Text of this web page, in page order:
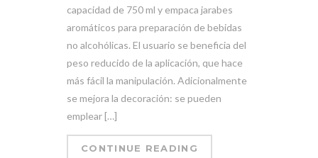
capacidad de 750 ml y empaca jarabes
aromáticos para preparación de bebidas
no alcohólicas. El usuario se beneficia del
peso reducido de la aplicación, que hace
más fácil la manipulación. Adicionalmente
se mejora la decoración: se pueden
emplear […]
CONTINUE READING